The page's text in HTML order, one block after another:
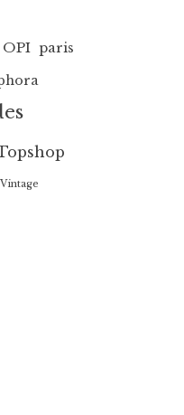
OPI paris
Vintage